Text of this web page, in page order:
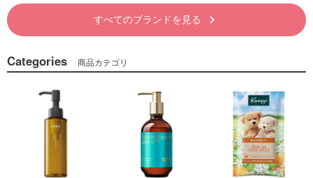
すべてのブランドを見る keyboard_arrow_right
Categories 商品カテゴリ